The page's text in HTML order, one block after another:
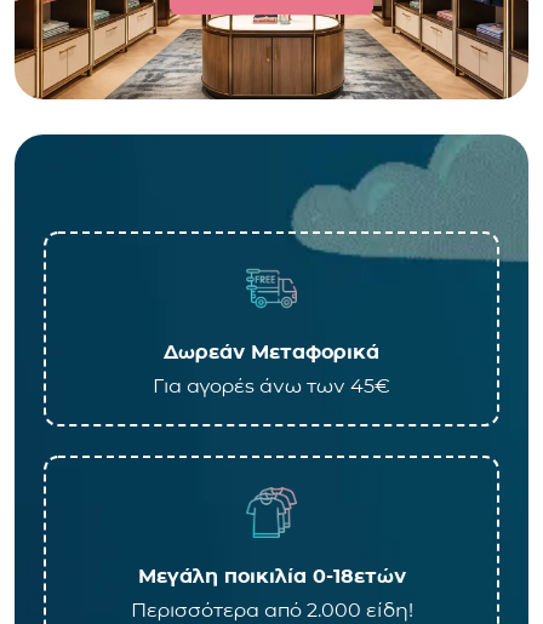
Δωρεάν Μεταφορικά
Για αγορές άνω των 45€
Μεγάλη ποικιλία 0-18ετών
Περισσότερα από 2.000 είδη!